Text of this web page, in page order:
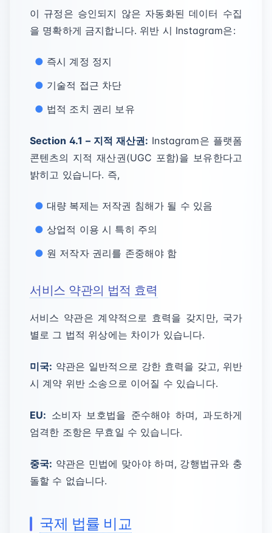
이 규정은 승인되지 않은 자동화된 데이터 수집
을 명확하게 금지합니다. 위반 시 Instagram은:
즉시 계정 정지
기술적 접근 차단
법적 조치 권리 보유
Section 4.1 – 지적 재산권: Instagram은 플랫폼
콘텐츠의 지적 재산권(UGC 포함)을 보유한다고
밝히고 있습니다. 즉,
대량 복제는 저작권 침해가 될 수 있음
상업적 이용 시 특히 주의
원 저작자 권리를 존중해야 함
서비스 약관의 법적 효력
서비스 약관은 계약적으로 효력을 갖지만, 국가
별로 그 법적 위상에는 차이가 있습니다.
미국: 약관은 일반적으로 강한 효력을 갖고, 위반
시 계약 위반 소송으로 이어질 수 있습니다.
EU: 소비자 보호법을 준수해야 하며, 과도하게
엄격한 조항은 무효일 수 있습니다.
중국: 약관은 민법에 맞아야 하며, 강행법규와 충
돌할 수 없습니다.
국제 법률 비교